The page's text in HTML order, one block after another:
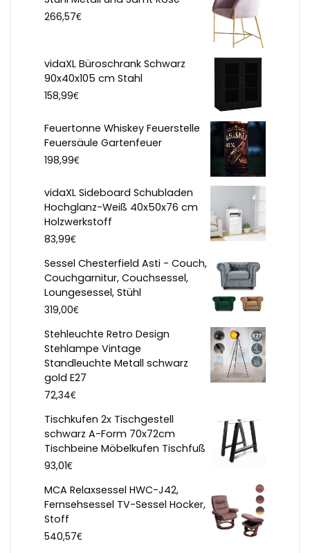
266,57€
vidaXL Büroschrank Schwarz
90x40x105 cm Stahl
158,99€
Feuertonne Whiskey Feuerstelle
Feuersäule Gartenfeuer
198,99€
vidaXL Sideboard Schubladen
Hochglanz-Weiß 40x50x76 cm
Holzwerkstoff
83,99€
Sessel Chesterfield Asti - Couch,
Couchgarnitur, Couchsessel,
Loungesessel, Stühl
319,00€
Stehleuchte Retro Design
Stehlampe Vintage
Standleuchte Metall schwarz
gold E27
72,34€
Tischkufen 2x Tischgestell
schwarz A-Form 70x72cm
Tischbeine Möbelkufen Tischfuß
93,01€
MCA Relaxsessel HWC-J42,
Fernsehsessel TV-Sessel Hocker,
Stoff
540,57€